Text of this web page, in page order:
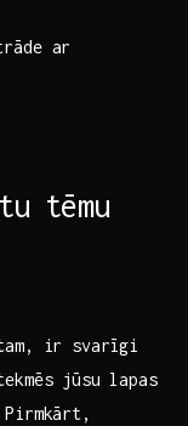
ar
tēmu
ir svarīgi
jūsu lapas